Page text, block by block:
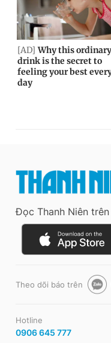
Đọc Thanh Niên
Theo dõi báo trên
Hotline
0906 645 777